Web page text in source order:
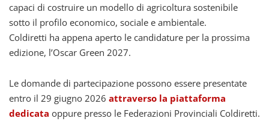
capaci di costruire un modello di agricoltura sostenibile
sotto il profilo economico, sociale e ambientale.
Coldiretti ha appena aperto le candidature per la prossima
edizione, l’Oscar Green 2027.
Le domande di partecipazione possono essere presentate
entro il 29 giugno 2026 attraverso la piattaforma
dedicata oppure presso le Federazioni Provinciali Coldiretti.